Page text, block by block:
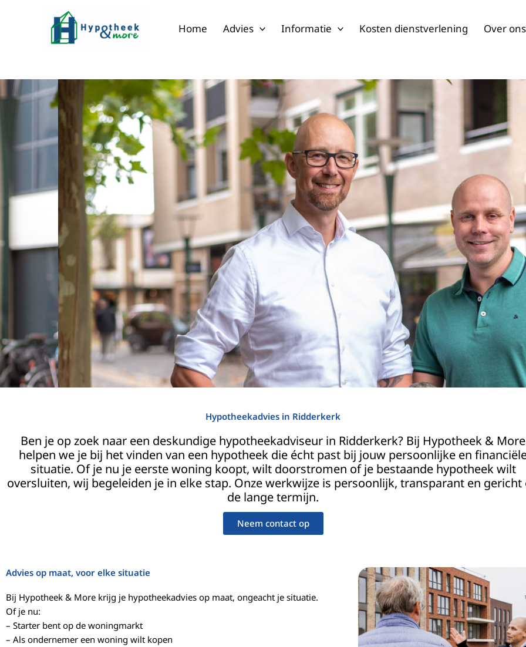
Home Advies Informatie Kosten dienstverlening Over ons
Hypotheekadvies in Ridderkerk
Ben je op zoek naar een deskundige hypotheekadviseur in Ridderkerk? Bij Hypotheek & More
helpen we je bij het vinden van een hypotheek die écht past bij jouw persoonlijke en
situatie. Of je nu je eerste woning koopt, wilt doorstromen of je bestaande hypotheek wilt
oversluiten, wij begeleiden je in elke stap. Onze werkwijze is persoonlijk, transparant en gericht
de lange termijn.
Neem contact op
Advies op maat, voor elke situatie
Bij Hypotheek & More krijg je hypotheekadvies op maat, ongeacht je situatie.
Of je nu:
– Starter bent op de woningmarkt
– Als ondernemer een woning wilt kopen